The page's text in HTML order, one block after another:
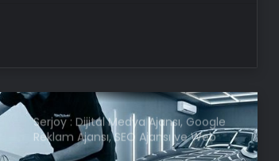
Serjoy : Dijital Medya Ajansı, Google
Reklam Ajansı, SEO Ajansı ve Web
Tasarım Ajansı